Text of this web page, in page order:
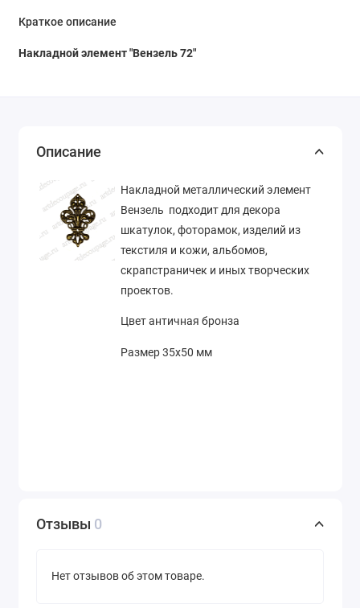
Краткое описание
Накладной элемент "Вензель 72"
Описание
Накладной металлический элемент
Вензель подходит для декора
шкатулок, фоторамок, изделий из
текстиля и кожи, альбомов,
скрапстраничек и иных творческих
проектов.
Цвет античная бронза
Размер 35х50 мм
Отзывы 0
Нет отзывов об этом товаре.